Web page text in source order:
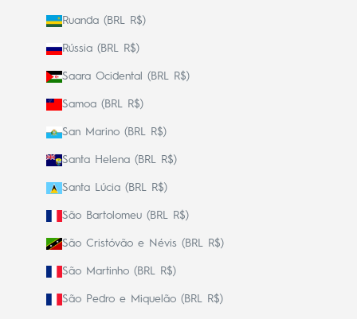
Ruanda (BRL R$)
Rússia (BRL R$)
Saara Ocidental (BRL R$)
Samoa (BRL R$)
San Marino (BRL R$)
Santa Helena (BRL R$)
Santa Lúcia (BRL R$)
São Bartolomeu (BRL R$)
São Cristóvão e Névis (BRL R$)
São Martinho (BRL R$)
São Pedro e Miquelão (BRL R$)